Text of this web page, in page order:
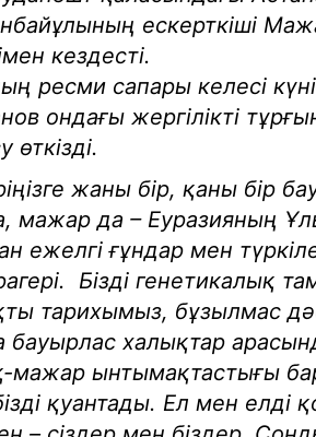
ескерткіші
кездесті.
ресми сапары келесі
ондағы жергілікті
жаны бір, қаны бір
мажар да – Еуразияның
ежелгі ғұндар мен
Бізді генетикалық
тарихымыз, бұзылмас
бауырлас халықтар
мажар ынтымақтастығы
қуантады. Ел мен елді